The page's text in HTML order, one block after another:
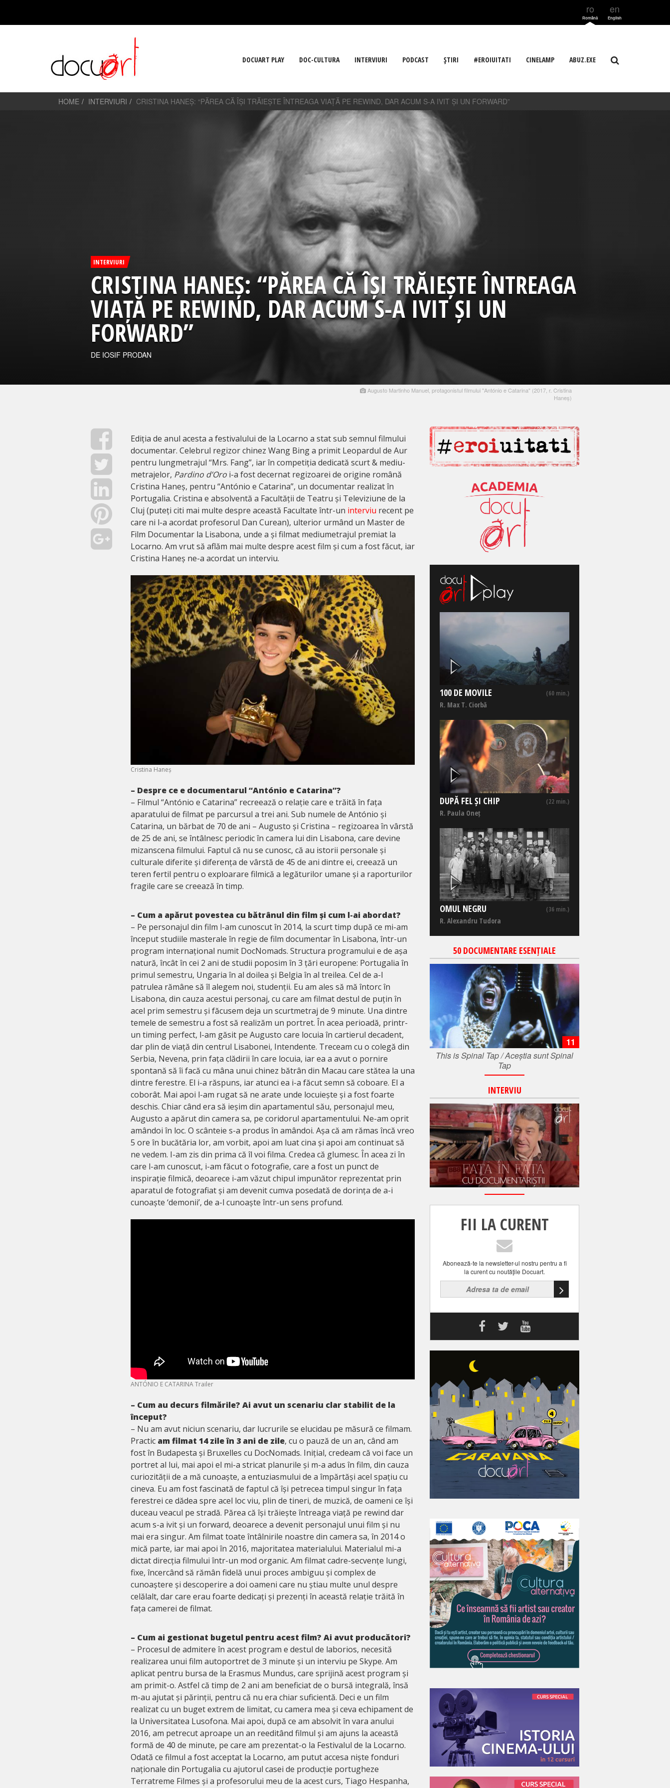
ro
Română
en
English
DOCUART PLAY DOC-CULTURA INTERVIURI PODCAST ŞTIRI #EROIUITATI CINELAMP ABUZ.EXE
HOME INTERVIURI CRISTINA HANEȘ: “PĂREA CĂ ÎȘI TRĂIEȘTE ÎNTREAGA VIAȚĂ PE REWIND, DAR ACUM S-A IVIT ȘI UN FORWARD”
INTERVIURI
CRISTINA HANEȘ: “PĂREA CĂ ÎȘI TRĂIEȘTE ÎNTREAGA
VIAȚĂ PE REWIND, DAR ACUM S-A IVIT ȘI UN
FORWARD”
DE IOSIF PRODAN
Augusto Martinho Manuel, protagonistul filmului "António e Catarina" (2017, r. Cristina
Haneș)
Ediția de anul acesta a festivalului de la Locarno a stat sub semnul filmului
documentar. Celebrul regizor chinez Wang Bing a primit Leopardul de Aur
pentru lungmetrajul “Mrs. Fang”, iar în competiția dedicată scurt & mediu-
metrajelor, Pardino d’Oro i-a fost decernat regizoarei de origine română
Cristina Haneș, pentru “António e Catarina”, un documentar realizat în
Portugalia. Cristina e absolventă a Facultății de Teatru și Televiziune de la
Cluj (puteți citi mai multe despre această Facultate într-un interviu recent pe
care ni l-a acordat profesorul Dan Curean), ulterior urmând un Master de
Film Documentar la Lisabona, unde a și filmat mediumetrajul premiat la
Locarno. Am vrut să aflăm mai multe despre acest film și cum a fost făcut, iar
Cristina Haneș ne-a acordat un interviu.
Cristina Haneș
– Despre ce e documentarul “António e Catarina”?
– Filmul “António e Catarina” recreează o relație care e trăită în fața
aparatului de filmat pe parcursul a trei ani. Sub numele de António și
Catarina, un bărbat de 70 de ani – Augusto și Cristina – regizoarea în vârstă
de 25 de ani, se întâlnesc periodic în camera lui din Lisabona, care devine
mizanscena filmului. Faptul că nu se cunosc, că au istorii personale și
culturale diferite și diferența de vârstă de 45 de ani dintre ei, creează un
teren fertil pentru o exploarare filmică a legăturilor umane și a raporturilor
fragile care se creează în timp.
– Cum a apărut povestea cu bătrânul din film și cum l-ai abordat?
– Pe personajul din film l-am cunoscut în 2014, la scurt timp după ce mi-am
început studiile masterale în regie de film documentar în Lisabona, într-un
program internațional numit DocNomads. Structura programului e de așa
natură, încât în cei 2 ani de studii poposim în 3 țări europene: Portugalia în
primul semestru, Ungaria în al doilea și Belgia în al treilea. Cel de a-l
patrulea rămâne să îl alegem noi, studenții. Eu am ales să mă întorc în
Lisabona, din cauza acestui personaj, cu care am filmat destul de puțin în
acel prim semestru și făcusem deja un scurtmetraj de 9 minute. Una dintre
temele de semestru a fost să realizăm un portret. În acea perioadă, printr-
un timing perfect, l-am găsit pe Augusto care locuia în cartierul decadent,
dar plin de viață din centrul Lisabonei, Intendente. Treceam cu o colegă din
Serbia, Nevena, prin fața clădirii în care locuia, iar ea a avut o pornire
spontană să îi facă cu mâna unui chinez bătrân din Macau care stătea la una
dintre ferestre. El i-a răspuns, iar atunci ea i-a făcut semn să coboare. El a
coborât. Mai apoi l-am rugat să ne arate unde locuiește și a fost foarte
deschis. Chiar când era să ieșim din apartamentul său, personajul meu,
Augusto a apărut din camera sa, pe coridorul apartamentului. Ne-am oprit
amândoi în loc. O scânteie s-a produs în amândoi. Așa că am rămas încă vreo
5 ore în bucătăria lor, am vorbit, apoi am luat cina și apoi am continuat să
ne vedem. I-am zis din prima că îl voi filma. Credea că glumesc. În acea zi în
care l-am cunoscut, i-am făcut o fotografie, care a fost un punct de
inspirație filmică, deoarece i-am văzut chipul impunător reprezentat prin
aparatul de fotografiat și am devenit cumva posedată de dorința de a-i
cunoaște ‘demonii’, de a-l cunoaște într-un sens profund.
ANTÓNIO E CATARINA Trailer
– Cum au decurs filmările? Ai avut un scenariu clar stabilit de la
început?
– Nu am avut niciun scenariu, dar lucrurile se elucidau pe măsură ce filmam.
Practic am filmat 14 zile în 3 ani de zile, cu o pauză de un an, când am
fost în Budapesta și Bruxelles cu DocNomads. Inițial, credeam că voi face un
portret al lui, mai apoi el mi-a stricat planurile și m-a adus în film, din cauza
curiozității de a mă cunoaște, a entuziasmului de a împărtăși acel spațiu cu
cineva. Eu am fost fascinată de faptul că își petrecea timpul singur în fața
ferestrei ce dădea spre acel loc viu, plin de tineri, de muzică, de oameni ce își
duceau veacul pe stradă. Părea că își trăiește întreaga viață pe rewind dar
acum s-a ivit și un forward, deoarece a devenit personajul unui film și nu
mai era singur. Am filmat toate întâlnirile noastre din camera sa, în 2014 o
mică parte, iar mai apoi în 2016, majoritatea materialului. Materialul mi-a
dictat direcția filmului într-un mod organic. Am filmat cadre-secvențe lungi,
fixe, încercând să rămân fidelă unui proces ambiguu și complex de
cunoaștere și descoperire a doi oameni care nu știau multe unul despre
celălalt, dar care erau foarte dedicați și prezenți în această relație trăită în
fața camerei de filmat.
– Cum ai gestionat bugetul pentru acest film? Ai avut producători?
– Procesul de admitere în acest program e destul de laborios, necesită
realizarea unui film autoportret de 3 minute și un interviu pe Skype. Am
aplicat pentru bursa de la Erasmus Mundus, care sprijină acest program și
am primit-o. Astfel că timp de 2 ani am beneficiat de o bursă integrală, însă
m-au ajutat și părinții, pentru că nu era chiar suficientă. Deci e un film
realizat cu un buget extrem de limitat, cu camera mea și ceva echipament de
la Universitatea Lusofona. Mai apoi, după ce am absolvit în vara anului
2016, am petrecut aproape un an reeditând filmul și am ajuns la această
formă de 40 de minute, pe care am prezentat-o la Festivalul de la Locarno.
Odată ce filmul a fost acceptat la Locarno, am putut accesa niște fonduri
naționale din Portugalia cu ajutorul casei de producție portugheze
Terratreme Filmes și a profesorului meu de la acest curs, Tiago Hespanha,
100 DE MOVILE (60 min.)
R. Max T. Ciorbă
DUPĂ FEL ȘI CHIP (22 min.)
R. Paula Oneț
OMUL NEGRU (36 min.)
R. Alexandru Tudora
50 DOCUMENTARE ESENȚIALE
This is Spinal Tap / Aceștia sunt Spinal
Tap
11
INTERVIU
FII LA CURENT
Abonează-te la newsletter-ul nostru pentru a fi
la curent cu noutăţile Docuart.